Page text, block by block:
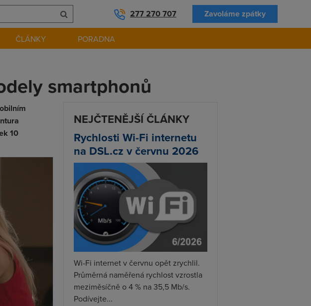
277 270 707 Zavoláme zpátky
ČLÁNKY PORADNA
smartphonů
10
NEJČTENĚJŠÍ ČLÁNKY
Rychlosti Wi-Fi internetu
na DSL.cz v červnu 2026
Wi-Fi internet v červnu opět zrychlil.
Průměrná naměřená rychlost vzrostla
meziměsíčně o 4 % na 35,5 Mb/s.
Podívejte...